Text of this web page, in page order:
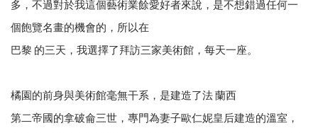
多，不過對於我這個藝術業餘愛好者來說，是不想錯過任何一
個飽覽名畫的機會的，所以在
巴黎 的三天，我選擇了拜訪三家美術館，每天一座。
橘園的前身與美術館毫無干系，是建造了法 蘭西
第二帝國的拿破侖三世，專門為妻子歐仁妮皇后建造的溫室，